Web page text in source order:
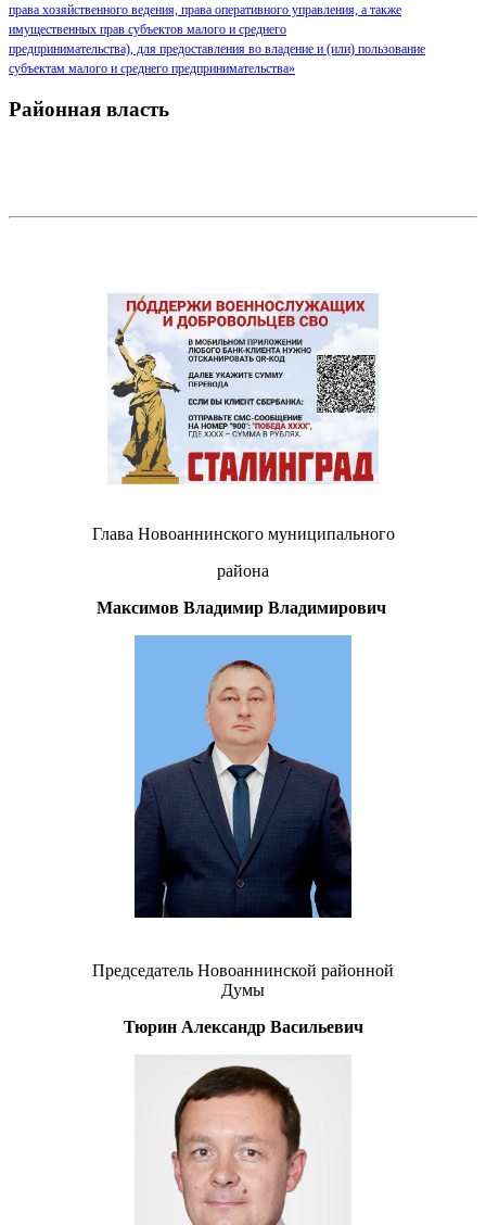
права хозяйственного ведения, права оперативного управления, а также
имущественных прав субъектов малого и среднего
предпринимательства), для предоставления во владение и (или) пользование
субъектам малого и среднего предпринимательства»
Районная власть
Глава Новоаннинского муниципального
района
Максимов Владимир Владимирович
Председатель Новоаннинской районной
Думы
Тюрин Александр Васильевич